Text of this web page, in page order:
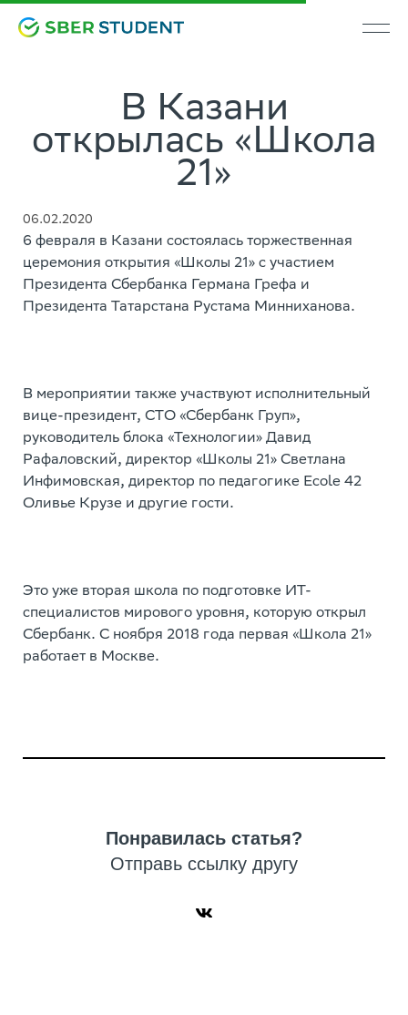
В Казани
открылась «Школа
21»
06.02.2020
6 февраля в Казани состоялась торжественная
церемония открытия «Школы 21» с участием
Президента Сбербанка Германа Грефа и
Президента Татарстана Рустама Минниханова.
В мероприятии также участвуют исполнительный
вице-президент, CTO «Сбербанк Груп»,
руководитель блока «Технологии» Давид
Рафаловский, директор «Школы 21» Светлана
Инфимовская, директор по педагогике Ecole 42
Оливье Крузе и другие гости.
Это уже вторая школа по подготовке ИТ-
специалистов мирового уровня, которую открыл
Сбербанк. С ноября 2018 года первая «Школа 21»
работает в Москве.
Понравилась статья?
Отправь ссылку другу